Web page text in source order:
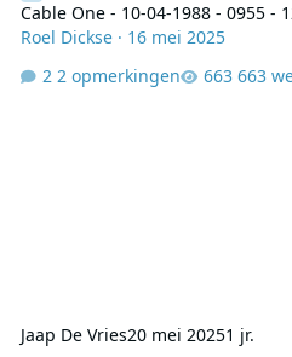
Cable One - 10-04-1988 - 0955 -
Roel Dickse· 16 mei 2025
2 opmerkingen
663
Jaap De Vries20 mei 20251 jr.